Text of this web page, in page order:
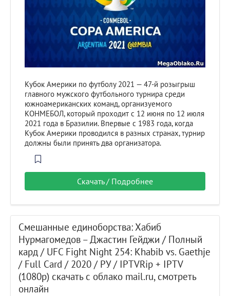
Кубок Америки по футболу 2021 — 47-й розыгрыш
главного мужского футбольного турнира среди
южноамериканских команд, организуемого
КОНМЕБОЛ, который проходит с 12 июня по 12 июля
2021 года в Бразилии. Впервые с 1983 года, когда
Кубок Америки проводился в разных странах, турнир
должны были принять два организатора.
Скачать / Подробнее
Смешанные единоборства: Хабиб
Нурмагомедов – Джастин Гейджи / Полный
кард / UFC Fight Night 254: Khabib vs. Gaethje
/ Full Card / 2020 / РУ / IPTVRip + IPTV
(1080p) скачать с облако mail.ru, смотреть
онлайн